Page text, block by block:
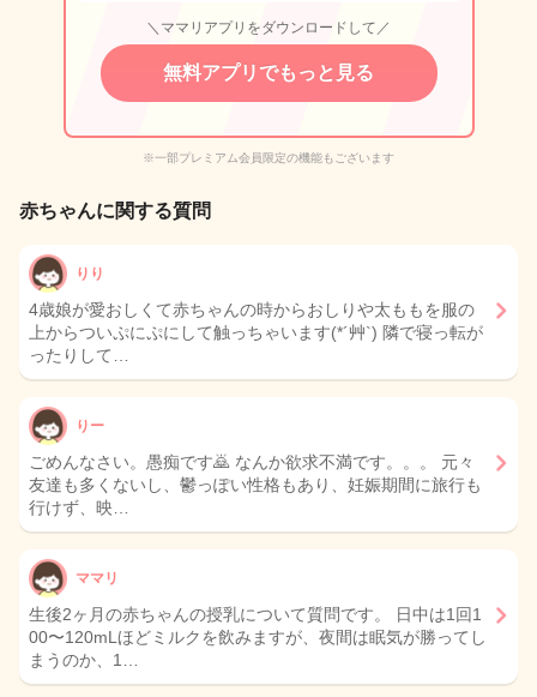
＼ママリアプリをダウンロードして／
無料アプリでもっと見る
※一部プレミアム会員限定の機能もございます
赤ちゃんに関する質問
りり
4歳娘が愛おしくて赤ちゃんの時からおしりや太ももを服の
上からついぷにぷにして触っちゃいます(*´艸`) 隣で寝っ転が
ったりして…
りー
ごめんなさい。愚痴です🙇 なんか欲求不満です。。。 元々
友達も多くないし、鬱っぽい性格もあり、妊娠期間に旅行も
行けず、映…
ママリ
生後2ヶ月の赤ちゃんの授乳について質問です。 日中は1回1
00〜120mLほどミルクを飲みますが、夜間は眠気が勝ってし
まうのか、1…